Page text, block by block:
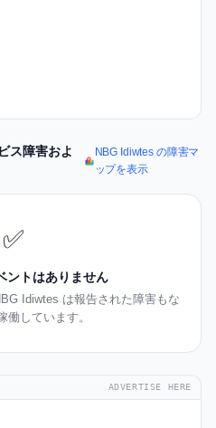
ス障害およ
NBG Idiwtes の障害マ
ップを表示
✅
ントはありません
Idiwtes は報告された障害もな
働しています。
ADVERTISE HERE